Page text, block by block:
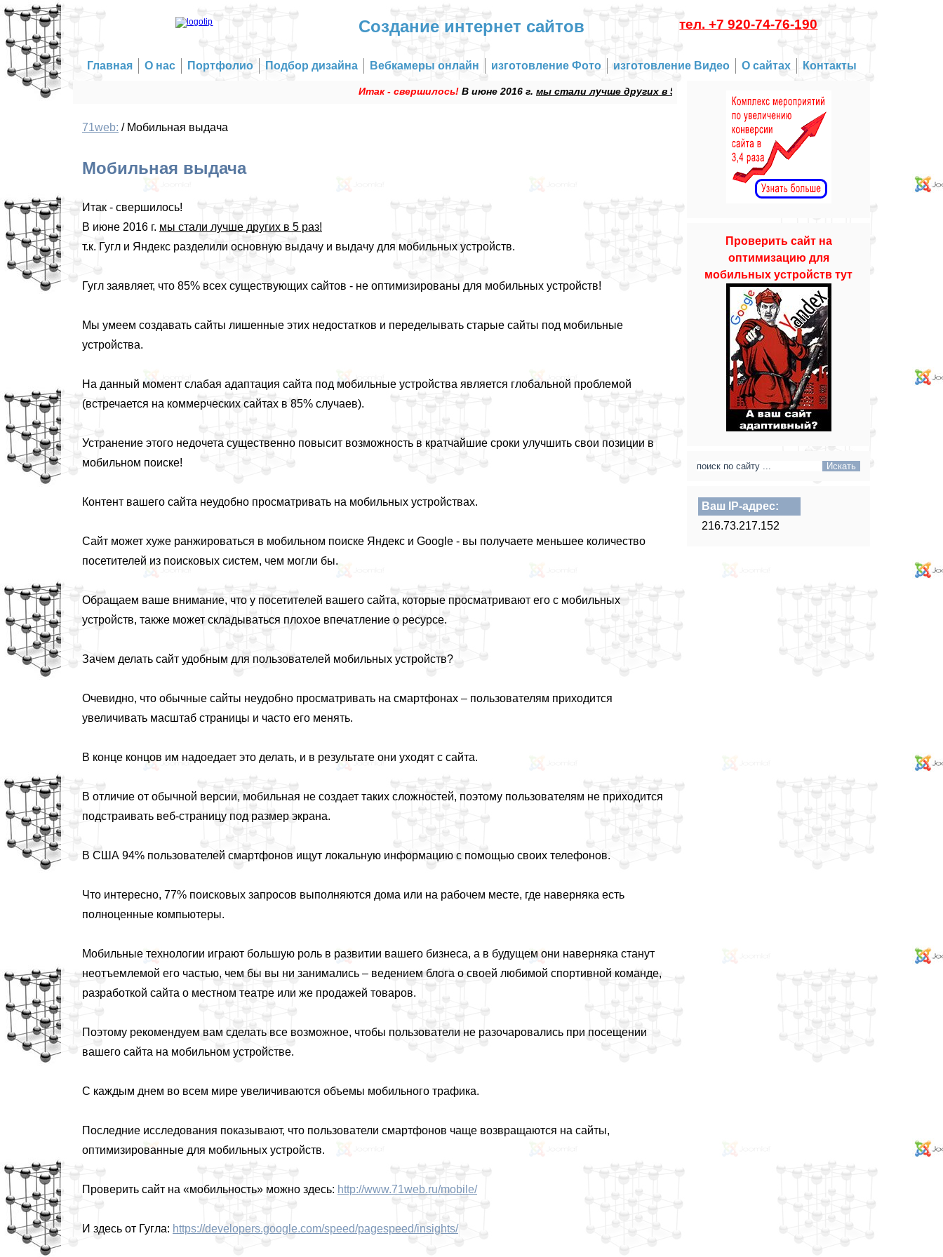
Создание интернет сайтов тел. +7 920-74-76-190
Главная О нас Портфолио Подбор дизайна Вебкамеры онлайн изготовление Фото изготовление Видео О сайтах Контакты
Итак - свершилось!В июне 2016 г.мы стали лучше других в 5 раз!
71web: / Мобильная выдача
Мобильная выдача
Итак - свершилось!
В июне 2016 г. мы стали лучше других в 5 раз!
т.к. Гугл и Яндекс разделили основную выдачу и выдачу для мобильных устройств.
Гугл заявляет, что 85% всех существующих сайтов - не оптимизированы для мобильных устройств!
Мы умеем создавать сайты лишенные этих недостатков и переделывать старые сайты под мобильные
устройства.
На данный момент слабая адаптация сайта под мобильные устройства является глобальной проблемой
(встречается на коммерческих сайтах в 85% случаев).
Устранение этого недочета существенно повысит возможность в кратчайшие сроки улучшить свои позиции в
мобильном поиске!
Контент вашего сайта неудобно просматривать на мобильных устройствах.
Сайт может хуже ранжироваться в мобильном поиске Яндекс и Google - вы получаете меньшее количество
посетителей из поисковых систем, чем могли бы.
Обращаем ваше внимание, что у посетителей вашего сайта, которые просматривают его с мобильных
устройств, также может складываться плохое впечатление о ресурсе.
Зачем делать сайт удобным для пользователей мобильных устройств?
Очевидно, что обычные сайты неудобно просматривать на смартфонах – пользователям приходится
увеличивать масштаб страницы и часто его менять.
В конце концов им надоедает это делать, и в результате они уходят с сайта.
В отличие от обычной версии, мобильная не создает таких сложностей, поэтому пользователям не приходится
подстраивать веб-страницу под размер экрана.
В США 94% пользователей смартфонов ищут локальную информацию с помощью своих телефонов.
Что интересно, 77% поисковых запросов выполняются дома или на рабочем месте, где наверняка есть
полноценные компьютеры.
Мобильные технологии играют большую роль в развитии вашего бизнеса, а в будущем они наверняка станут
неотъемлемой его частью, чем бы вы ни занимались – ведением блога о своей любимой спортивной команде,
разработкой сайта о местном театре или же продажей товаров.
Поэтому рекомендуем вам сделать все возможное, чтобы пользователи не разочаровались при посещении
вашего сайта на мобильном устройстве.
С каждым днем во всем мире увеличиваются объемы мобильного трафика.
Последние исследования показывают, что пользователи смартфонов чаще возвращаются на сайты,
оптимизированные для мобильных устройств.
Проверить сайт на «мобильность» можно здесь: http://www.71web.ru/mobile/
И здесь от Гугла: https://developers.google.com/speed/pagespeed/insights/
Проверить сайт на
оптимизацию для
мобильных устройств тут
Ваш IP-адрес:
216.73.217.152